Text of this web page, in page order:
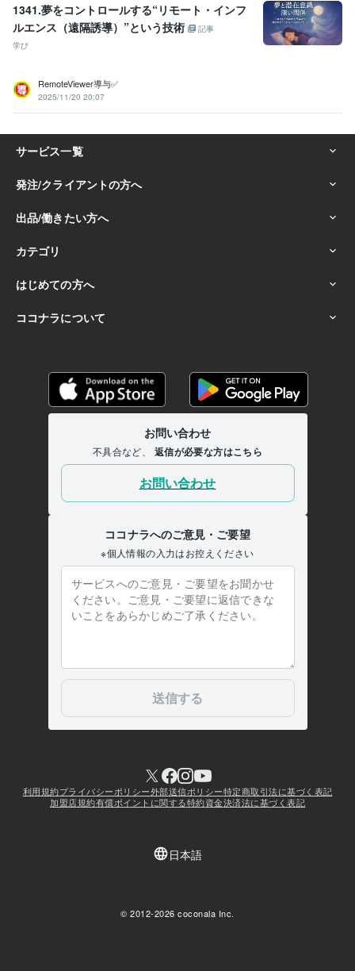
1341.夢をコントロールする“リモート・インフ
ルエンス（遠隔誘導）”という技術
記事
学び
RemoteViewer導与✅
2025/11/20 20:07